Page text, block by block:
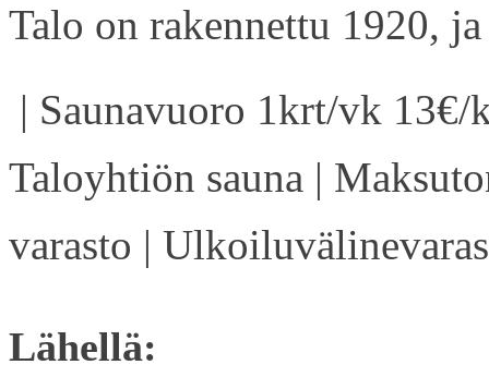
Talo on rakennettu 1920,
| Saunavuoro 1krt/vk
Taloyhtiön sauna |
varasto |
Lähellä: